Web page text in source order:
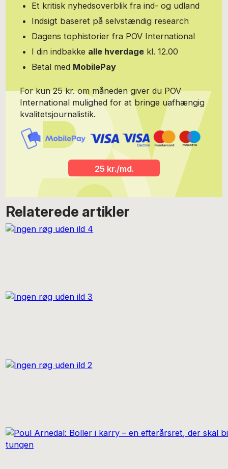
Et kritisk nyhedsoverblik fra ind- og udland
Indsigt baseret på selvstændig research
Dagens tophistorier fra POV International
I din indbakke alle hverdage kl. 12.00
Betal med MobilePay
For kun 25 kr. om måneden giver du POV
International mulighed for at bringe uafhængig
kvalitetsjournalistik.
25 kr./md.
Relaterede artikler